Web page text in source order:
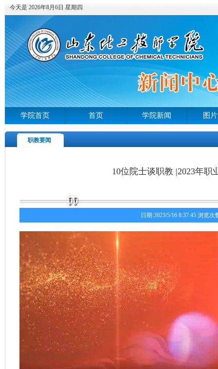
今天是 2026年8月6日 星期四
学院首页 首页 学院新闻 图
职教要闻
10位院士谈职教 |2023年职
日期:2023/5/16 8:37:45 浏览次